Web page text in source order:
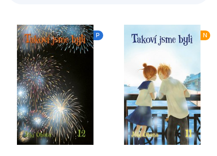
Dárkové publikace
Dárkové zboží
Hobby
Jazyky
Kalendáře
Komiks
Křížovky
P N